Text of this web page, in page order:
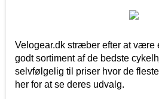
Velogear.dk stræber efter at være
godt sortiment af de bedste
selvfølgelig til priser hvor de
her for at se deres udvalg.